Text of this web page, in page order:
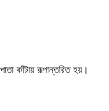
কাঁটায় রূপান্তরিত হয়।